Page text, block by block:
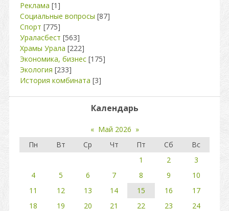
Реклама [1]
Социальные вопросы [87]
Спорт [775]
Ураласбест [563]
Храмы Урала [222]
Экономика, бизнес [175]
Экология [233]
История комбината [3]
Календарь
« Май 2026 »
Пн
Вт Ср Чт Пт Сб
Вс
1
2
3
4
5 6 7 8 9
10
11
12 13 14 15 16
17
18
19 20 21 22 23
24